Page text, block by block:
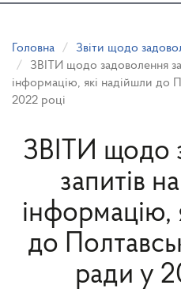
Головна
Звіти щодо
ЗВІТИ щодо задоволення
інформацію, які надійшли до
2022 році
ЗВІТИ щодо
запитів
інформацію,
до
ради у